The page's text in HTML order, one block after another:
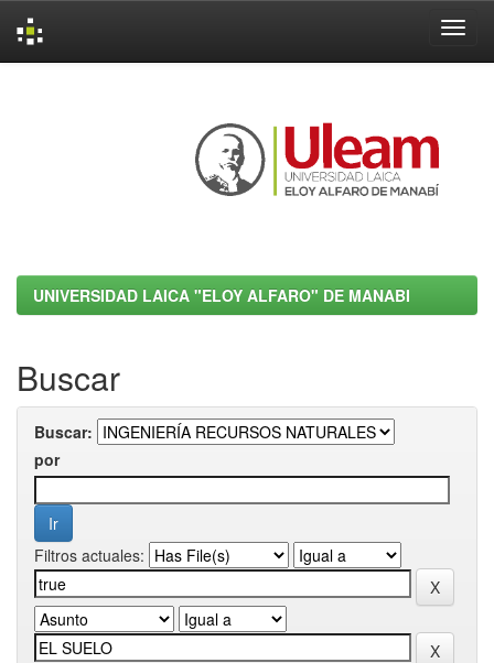
UNIVERSIDAD LAICA "ELOY ALFARO" DE MANABI
Buscar
Buscar:
por
Filtros actuales: